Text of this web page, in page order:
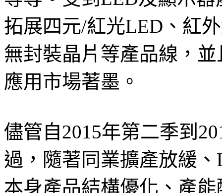
拓展四元/紅光LED、紅
無封裝晶片等產品線，
應用市場著墨。
儘管自2015年第二季到
過，隨著同業擴產放緩
本身產品結構優化、產